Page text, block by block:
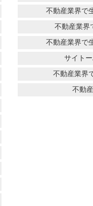
不動産業界で
不動産業界
不動産業界で
サイト
不動産業界
不動